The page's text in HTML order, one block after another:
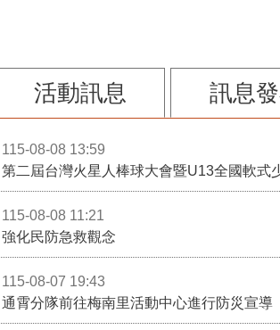
活動訊息 訊息
115-08-08 13:59
第二屆台灣火星人棒球大會暨U13全國軟式
115-08-08 11:21
強化民防急救觀念
115-08-07 19:43
通霄分隊前往梅南里活動中心進行防災宣導
115-08-07 19:38